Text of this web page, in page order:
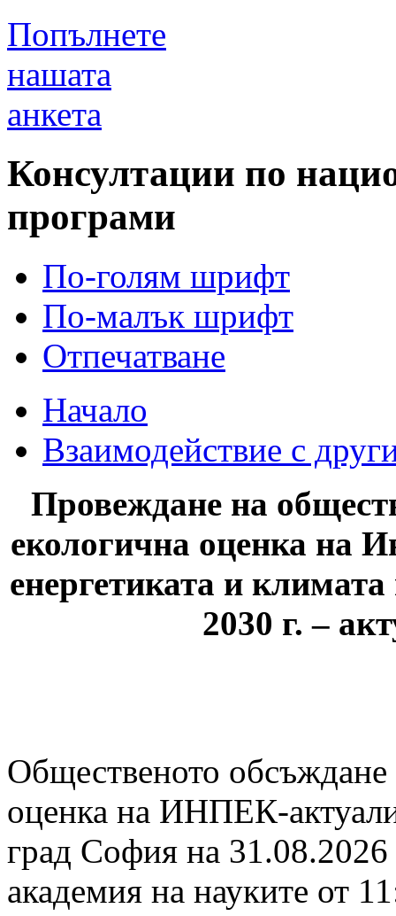
Попълнете
нашата
анкета
Консултации по
програми
По-голям шрифт
По-малък шрифт
Отпечатване
Начало
Взаимодействие с
Провеждане на
екологична оценка на
енергетиката и
2030 г. –
Общественото обсъждане
оценка на ИНПЕК-
град София на 31.08.2026
академия на науките от